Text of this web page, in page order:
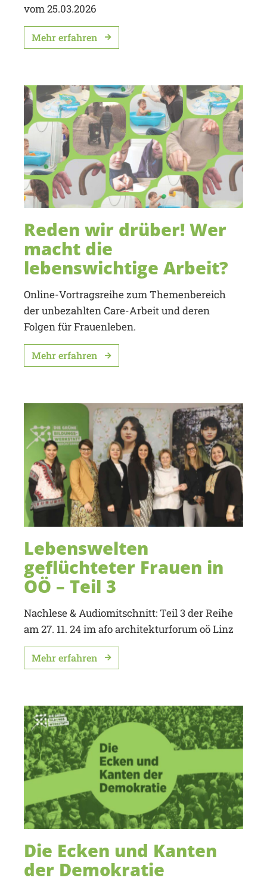
vom 25.03.2026
Mehr erfahren
Reden wir drüber! Wer
macht die
lebenswichtige Arbeit?
Online-Vortragsreihe zum Themenbereich
der unbezahlten Care-Arbeit und deren
Folgen für Frauenleben.
Mehr erfahren
Lebenswelten
geflüchteter Frauen in
OÖ – Teil 3
Nachlese & Audiomitschnitt: Teil 3 der Reihe
am 27. 11. 24 im afo architekturforum oö Linz
Mehr erfahren
Die Ecken und Kanten
der Demokratie